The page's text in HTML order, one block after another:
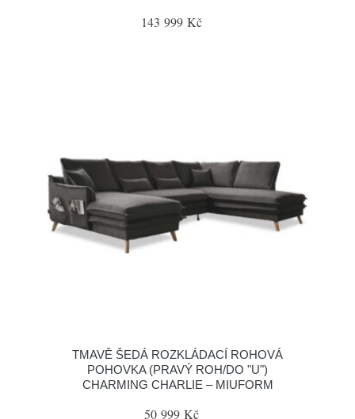
143 999 Kč
TMAVĚ ŠEDÁ ROZKLÁDACÍ ROHOVÁ
POHOVKA (PRAVÝ ROH/DO "U")
CHARMING CHARLIE – MIUFORM
50 999 Kč